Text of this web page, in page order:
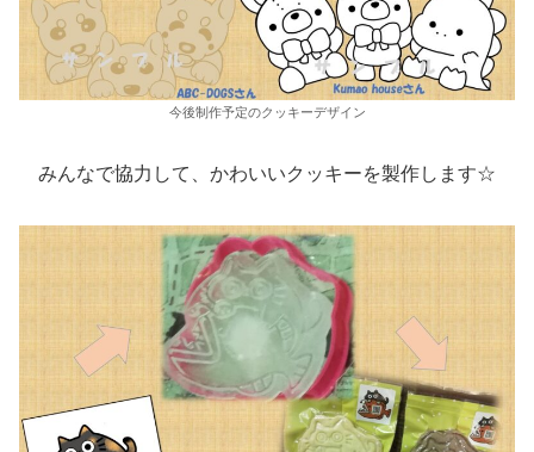
今後制作予定のクッキーデザイン
みんなで協力して、かわいいクッキーを製作します☆